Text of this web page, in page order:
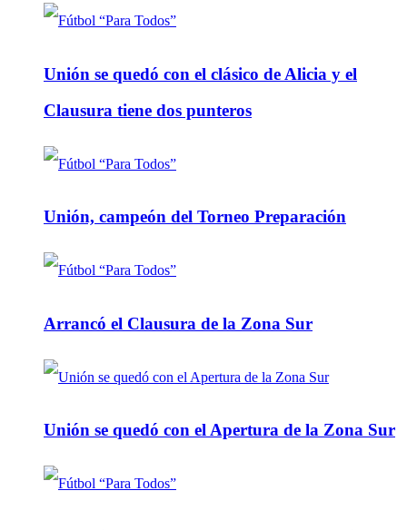
Unión se quedó con el clásico de Alicia y el
Clausura tiene dos punteros
Unión, campeón del Torneo Preparación
Arrancó el Clausura de la Zona Sur
Unión se quedó con el Apertura de la Zona Sur